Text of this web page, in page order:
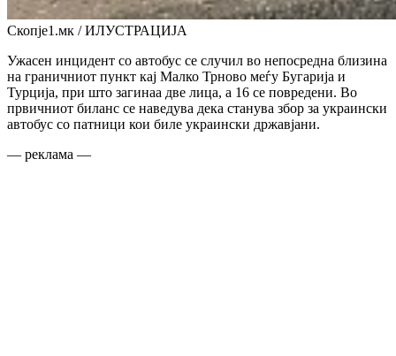
Скопје1.мк / ИЛУСТРАЦИЈА
Ужасен инцидент со автобус се случил во непосредна близина
на граничниот пункт кај Малко Трново меѓу Бугарија и
Турција, при што загинаа две лица, а 16 се повредени. Во
првичниот биланс се наведува дека станува збор за украински
автобус со патници кои биле украински државјани.
— реклама —